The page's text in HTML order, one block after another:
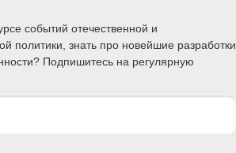
событий отечественной и
политики, знать про новейшие разработки
Подпишитесь на регулярную